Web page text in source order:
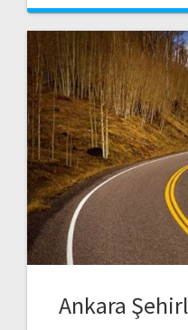
Ankara